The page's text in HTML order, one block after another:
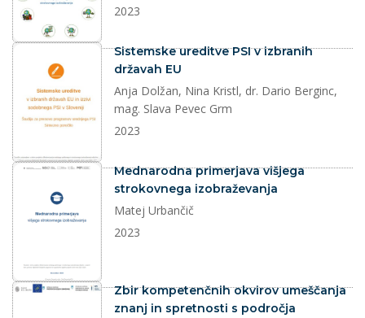
2023
dokument
Sistemske ureditve PSI v izbranih
državah EU
Anja Dolžan, Nina Kristl, dr. Dario Berginc,
mag. Slava Pevec Grm
2023
dokument
Mednarodna primerjava višjega
strokovnega izobraževanja
Matej Urbančič
2023
dokument
Zbir kompetenčnih okvirov umeščanja
znanj in spretnosti s področja